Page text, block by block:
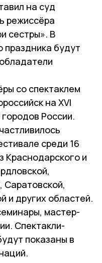
на суд
режиссёра
сестры». В
праздника будут
со спектаклем
на XVI
России.
среди 16
Краснодарского и
Саратовской,
и других областей.
мастер-
Спектакли-
показаны в